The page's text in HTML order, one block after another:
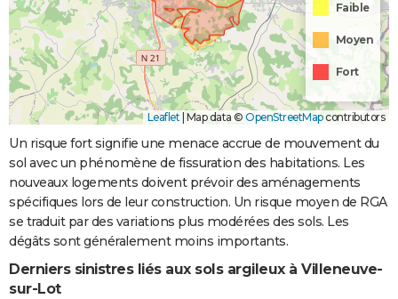
Faible
Moyen
Fort
Leaflet Map data © OpenStreetMapcontributors
Un risque fort signifie une menace accrue de mouvement du
sol avec un phénomène de fissuration des habitations. Les
nouveaux logements doivent prévoir des aménagements
spécifiques lors de leur construction. Un risque moyen de RGA
se traduit par des variations plus modérées des sols. Les
dégâts sont généralement moins importants.
Derniers sinistres liés aux sols argileux à Villeneuve-
sur-Lot